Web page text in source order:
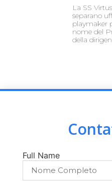
La SS
separano
playmaker
nome del
della
Full Name